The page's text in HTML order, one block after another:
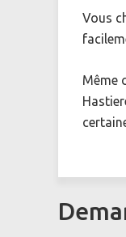
Vous
Même